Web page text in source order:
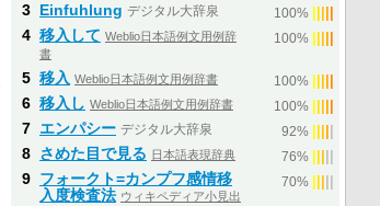
3 Einfuhlung デジタル大辞泉 100%
4 移入して Weblio日本語例文用例辞
書
100%
5 移入 Weblio日本語例文用例辞書 100%
6 移入し Weblio日本語例文用例辞書 100%
7 エンパシー デジタル大辞泉 92%
8 さめた目で見る 日本語表現辞典 76%
9 フォークト=カンプフ感情移
入度検査法 ウィキペディア小見出
70%